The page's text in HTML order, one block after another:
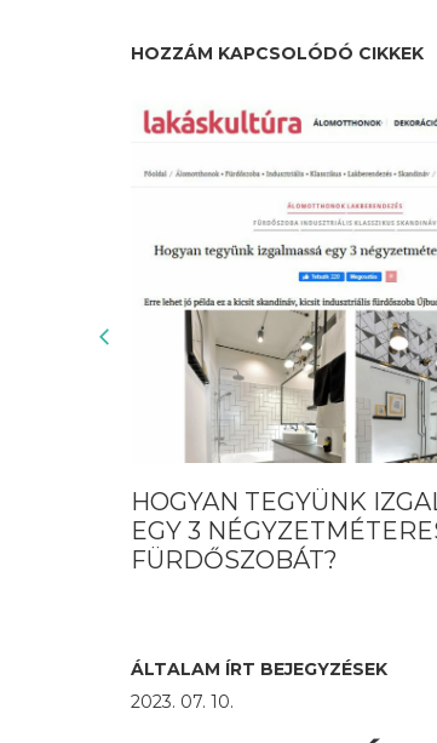
HOZZÁM KAPCSOLÓDÓ CIKKEK
MODERN JAPÁN
37 NM-EN
ÁLTALAM ÍRT BEJEGYZÉSEK
2023. 07. 10.